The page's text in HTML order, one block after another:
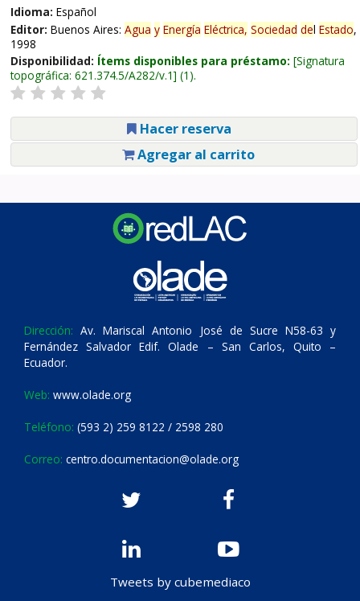
Idioma: Español
Editor: Buenos Aires: Agua y Energía Eléctrica, Sociedad del Estado,
1998
Disponibilidad: Ítems disponibles para préstamo: Signatura
topográfica: 621.374.5/A282/v.1 (1).
Hacer reserva
Agregar al carrito
Dirección: Av. Mariscal Antonio José de Sucre N58-63 y
Fernández Salvador Edif. Olade – San Carlos, Quito –
Ecuador.
Web: www.olade.org
Teléfono: (593 2) 259 8122 / 2598 280
Correo: centro.documentacion@olade.org
Tweets by cubemediaco